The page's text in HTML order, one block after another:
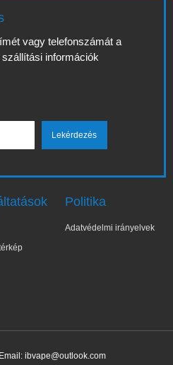
vagy telefonszámát a
információk
Politika
Adatvédelmi irányelvek
ibvape@outlook.com